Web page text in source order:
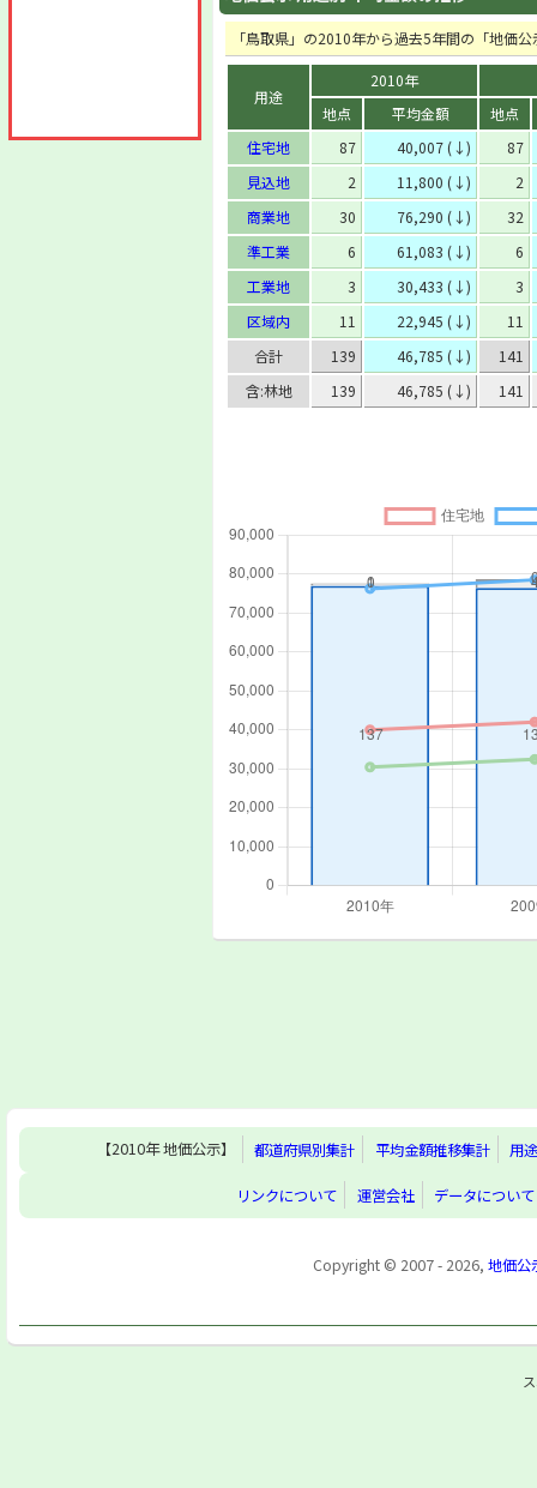
「鳥取県」の2010年から過去5年間の「地価
用途
2010年
地点
平均金額
地点
住宅地
87 40,007 (↓)
87
見込地
2 11,800 (↓)
2
商業地
30 76,290 (↓)
32
準工業
6 61,083 (↓)
6
工業地
3 30,433 (↓)
3
区域内
11 22,945 (↓)
11
合計
139 46,785 (↓)
141
含:林地
139 46,785 (↓) 141
【2010年 地価公示】 都道府県別集計 平均金額推移集計 用
リンクについて 運営会社 データについて
Copyright © 2007 - 2026, 地価公